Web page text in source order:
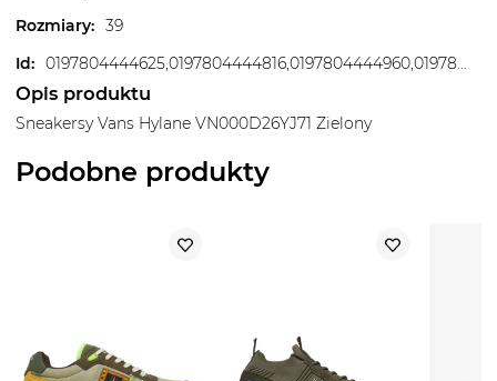
Rozmiary: 39
Id: 0197804444625,0197804444816,0197804444960,0197804445158,0197804445257,0197804445417,0197804445530,0197804445721,0197804445905,0197804445981,0197804446070,0197804446247,0197804446322,0197804446544
Opis produktu
Sneakersy Vans Hylane VN000D26YJ71 Zielony
Podobne produkty